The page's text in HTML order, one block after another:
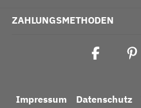
ZAHLUNGSMETHODEN
Impressum Datenschutz